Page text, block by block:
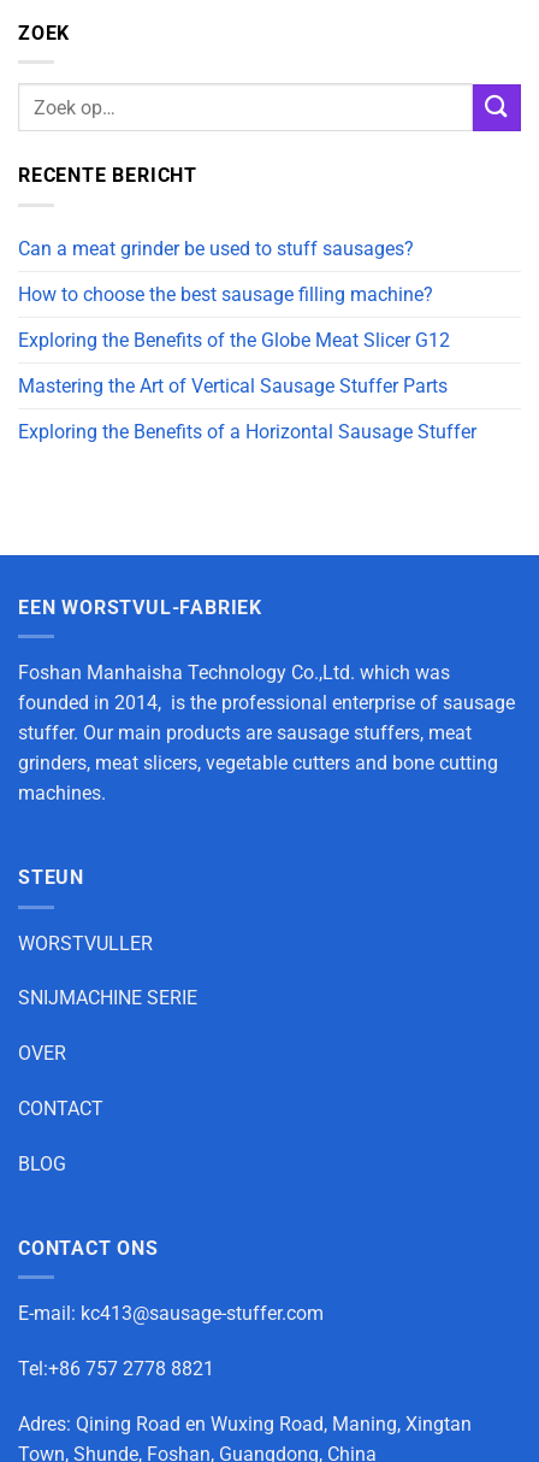
ZOEK
RECENTE BERICHT
Can a meat grinder be used to stuff sausages?
How to choose the best sausage filling machine?
Exploring the Benefits of the Globe Meat Slicer G12
Mastering the Art of Vertical Sausage Stuffer Parts
Exploring the Benefits of a Horizontal Sausage Stuffer
EEN WORSTVUL-FABRIEK
Foshan Manhaisha Technology Co.,Ltd. which was
founded in 2014, is the professional enterprise of sausage
stuffer. Our main products are sausage stuffers, meat
grinders, meat slicers, vegetable cutters and bone cutting
machines.
STEUN
WORSTVULLER
SNIJMACHINE SERIE
OVER
CONTACT
BLOG
CONTACT ONS
E-mail: kc413@sausage-stuffer.com
Tel:+86 757 2778 8821
Adres: Qining Road en Wuxing Road, Maning, Xingtan
Town, Shunde, Foshan, Guangdong, China